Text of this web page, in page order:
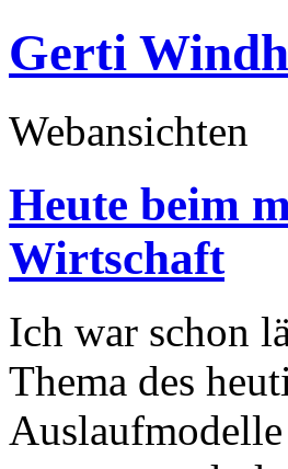
Gerti
Webansichten
Heute beim
Wirtschaft
Ich war schon
Thema des